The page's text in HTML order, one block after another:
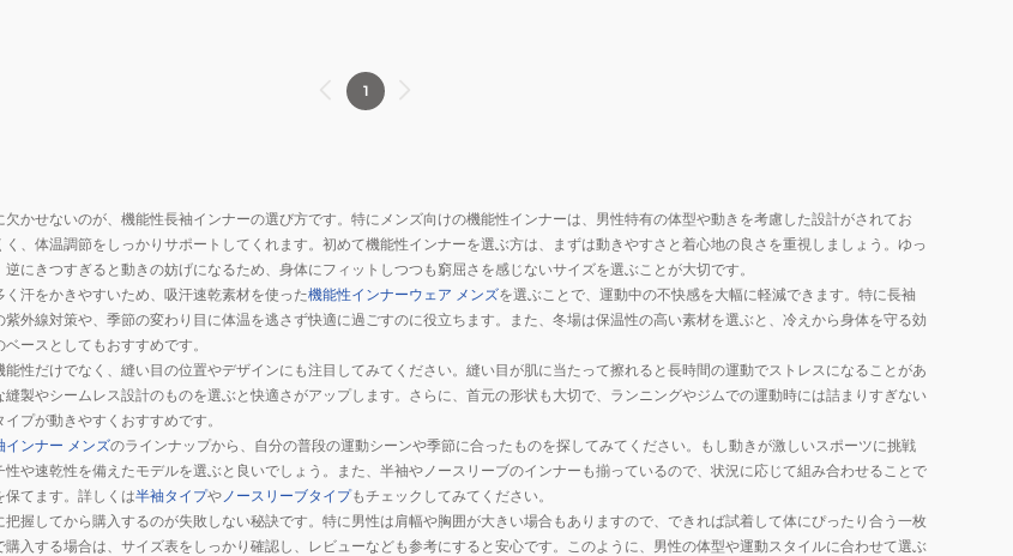
1
欠かせないのが、機能性長袖インナーの選び方です。特にメンズ向けの機能性インナーは、男性特有の体型や動きを考慮した設計がされてお
く、体温調節をしっかりサポートしてくれます。初めて機能性インナーを選ぶ方は、まずは動きやすさと着心地の良さを重視しましょう。ゆっ
にきつすぎると動きの妨げになるため、身体にフィットしつつも窮屈さを感じないサイズを選ぶことが大切です。
汗をかきやすいため、吸汗速乾素材を使った機能性インナーウェア メンズを選ぶことで、運動中の不快感を大幅に軽減できます。特に長袖
外線対策や、季節の変わり目に体温を逃さず快適に過ごすのに役立ちます。また、冬場は保温性の高い素材を選ぶと、冷えから身体を守る効
ースとしてもおすすめです。
性だけでなく、縫い目の位置やデザインにも注目してみてください。縫い目が肌に当たって擦れると長時間の運動でストレスになることがあ
製やシームレス設計のものを選ぶと快適さがアップします。さらに、首元の形状も大切で、ランニングやジムでの運動時には詰まりすぎない
プが動きやすくおすすめです。
インナー メンズのラインナップから、自分の普段の運動シーンや季節に合ったものを探してみてください。もし動きが激しいスポーツに挑戦
や速乾性を備えたモデルを選ぶと良いでしょう。また、半袖やノースリーブのインナーも揃っているので、状況に応じて組み合わせることで
てます。詳しくは半袖タイプや ノースリーブタイプもチェックしてみてください。
握してから購入するのが失敗しない秘訣です。特に男性は肩幅や胸囲が大きい場合もありますので、できれば試着して体にぴったり合う一枚
入する場合は、サイズ表をしっかり確認し、レビューなども参考にすると安心です。このように、男性の体型や運動スタイルに合わせて選ぶ